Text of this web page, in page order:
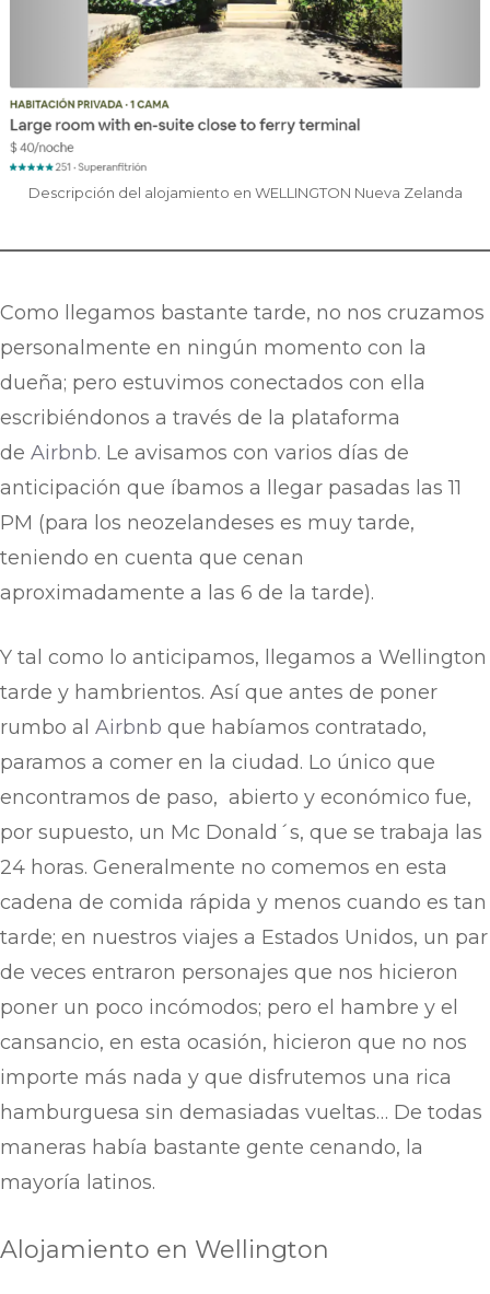
Descripción del alojamiento en WELLINGTON Nueva Zelanda
Como llegamos bastante tarde, no nos cruzamos
personalmente en ningún momento con la
dueña; pero estuvimos conectados con ella
escribiéndonos a través de la plataforma
de Airbnb. Le avisamos con varios días de
anticipación que íbamos a llegar pasadas las 11
PM (para los neozelandeses es muy tarde,
teniendo en cuenta que cenan
aproximadamente a las 6 de la tarde).
Y tal como lo anticipamos, llegamos a Wellington
tarde y hambrientos. Así que antes de poner
rumbo al Airbnb que habíamos contratado,
paramos a comer en la ciudad. Lo único que
encontramos de paso, abierto y económico fue,
por supuesto, un Mc Donald´s, que se trabaja las
24 horas. Generalmente no comemos en esta
cadena de comida rápida y menos cuando es tan
tarde; en nuestros viajes a Estados Unidos, un par
de veces entraron personajes que nos hicieron
poner un poco incómodos; pero el hambre y el
cansancio, en esta ocasión, hicieron que no nos
importe más nada y que disfrutemos una rica
hamburguesa sin demasiadas vueltas… De todas
maneras había bastante gente cenando, la
mayoría latinos.
Alojamiento en Wellington